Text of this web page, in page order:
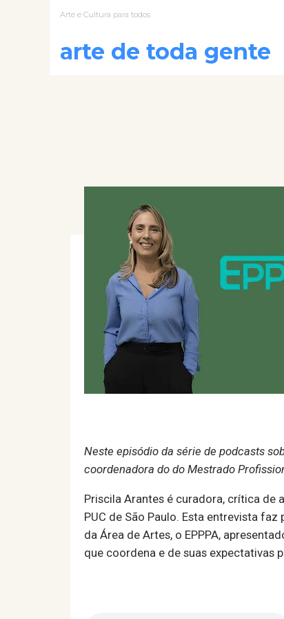
Arte e Cultura para todos
arte de toda gente
Neste episódio da série de podcasts
coordenadora do do Mestrado
Priscila Arantes é curadora, crítica de
PUC de São Paulo. Esta entrevista
da Área de Artes, o EPPPA,
que coordena e de suas expectativas